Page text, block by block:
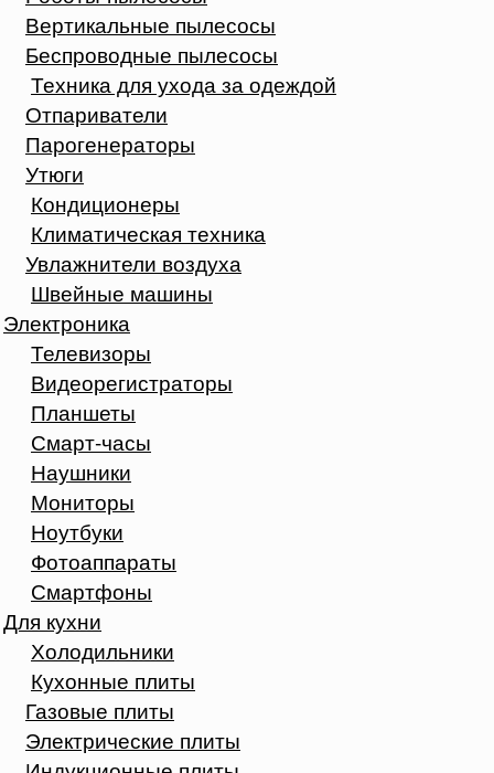
Вертикальные пылесосы
Беспроводные пылесосы
Техника для ухода за одеждой
Отпариватели
Парогенераторы
Утюги
Кондиционеры
Климатическая техника
Увлажнители воздуха
Швейные машины
Электроника
Телевизоры
Видеорегистраторы
Планшеты
Смарт-часы
Наушники
Мониторы
Ноутбуки
Фотоаппараты
Смартфоны
Для кухни
Холодильники
Кухонные плиты
Газовые плиты
Электрические плиты